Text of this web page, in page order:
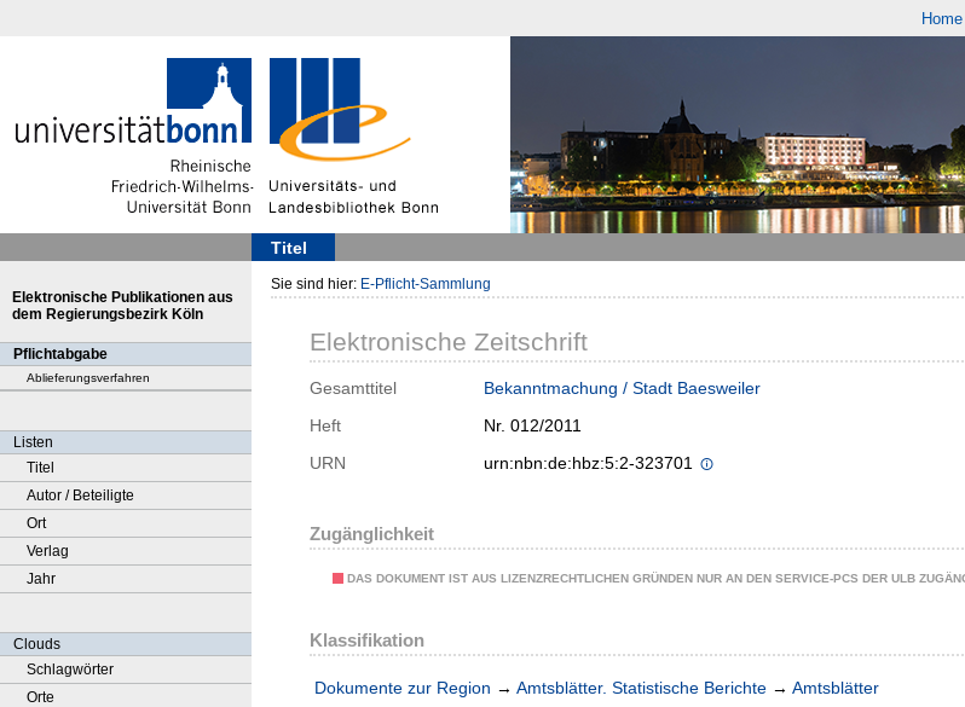
Home
Titel
Elektronische Publikationen aus
dem Regierungsbezirk Köln
Pflichtabgabe
Ablieferungsverfahren
Listen
Titel
Autor / Beteiligte
Ort
Verlag
Jahr
Clouds
Schlagwörter
Orte
Sie sind hier: E-Pflicht-Sammlung
Elektronische Zeitschrift
Gesamttitel
Bekanntmachung / Stadt Baesweiler
Heft
Nr. 012/2011
URN
urn:nbn:de:hbz:5:2-323701
Zugänglichkeit
DAS DOKUMENT IST AUS LIZENZRECHTLICHEN GRÜNDEN NUR AN DEN SERVICE-PCS DER ULB
Klassifikation
Dokumente zur Region → Amtsblätter. Statistische Berichte → Amtsblätter